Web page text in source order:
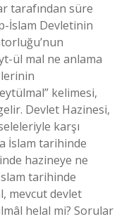
tarafından süre
İslam Devletinin
ül mal ne anlama
kelimesi,
Devlet Hazinesi,
karşı
İslam tarihinde
hazineye ne
tarihinde
mevcut devlet
helal mi? Sorular